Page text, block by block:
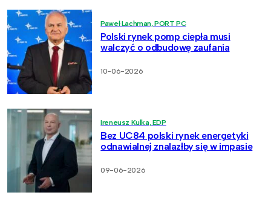
Paweł Lachman, PORT PC
Polski rynek pomp ciepła musi
walczyć o odbudowę zaufania
10-06-2026
Ireneusz Kulka, EDP
Bez UC84 polski rynek energetyki
odnawialnej znalazłby się w impasie
09-06-2026